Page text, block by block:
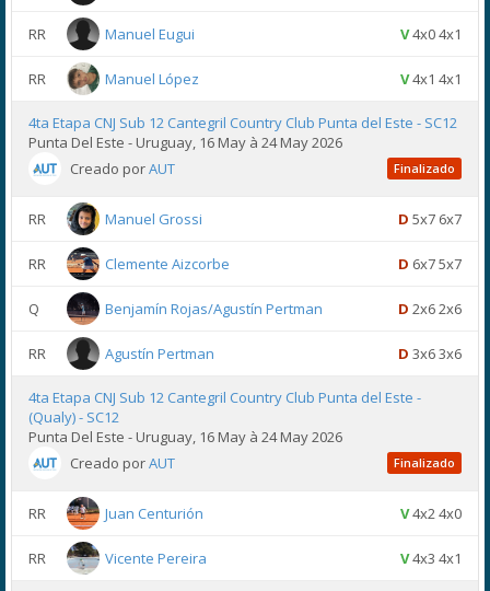
RR Manuel Eugui V4x0 4x1
RR Manuel López V4x1 4x1
4ta Etapa CNJ Sub 12 Cantegril Country Club Punta del Este - SC12
Punta Del Este - Uruguay, 16 May à 24 May 2026
Creado porAUT Finalizado
RR Manuel Grossi D 5x7 6x7
RR Clemente Aizcorbe D 6x7 5x7
Q Benjamín Rojas/Agustín Pertman D 2x6 2x6
RR Agustín Pertman D 3x6 3x6
4ta Etapa CNJ Sub 12 Cantegril Country Club Punta del Este -
(Qualy) - SC12
Punta Del Este - Uruguay, 16 May à 24 May 2026
Creado porAUT Finalizado
RR Juan Centurión V4x2 4x0
RR Vicente Pereira V4x3 4x1